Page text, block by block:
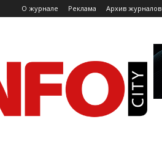
O журнале Реклама Архив журналов